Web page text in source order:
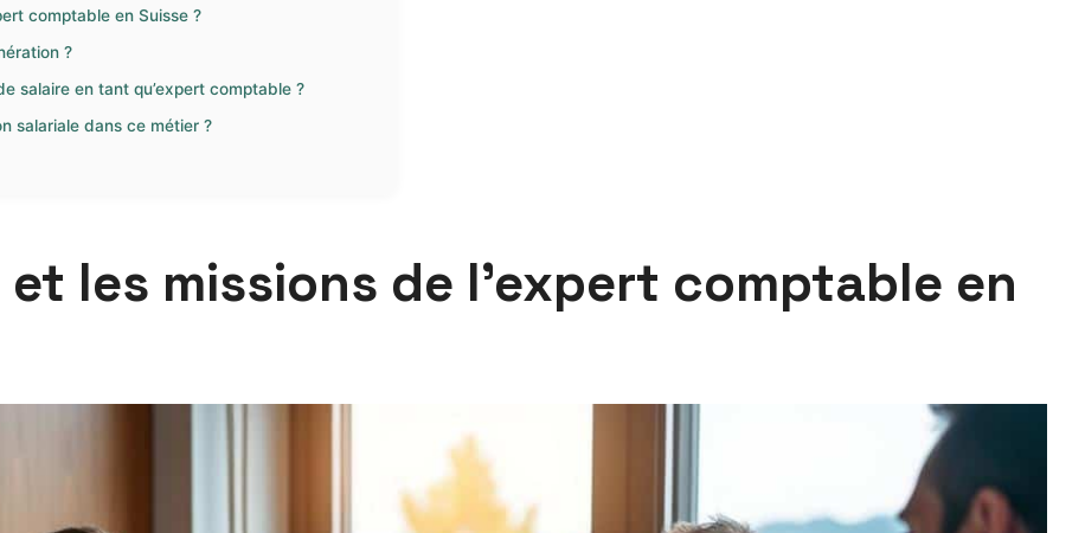
comptable en Suisse ?
?
salaire en tant qu’expert comptable ?
salariale dans ce métier ?
les missions de l’expert comptable en